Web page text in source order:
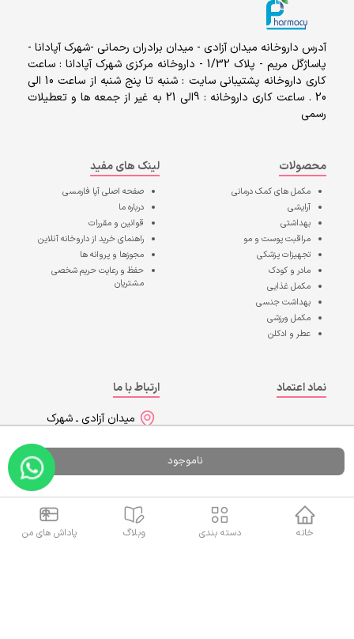
ناموجود
آدرس داروخانه میدان آزادی - میدان برادران رحمانی -شهرک آپادانا -
پاساژگل مریم - پلاک 1/32 - داروخانه مرکزی شهرک آپادانا : ساعت
کاری داروخانه پشتیبانی سایت : شنبه تا پنج شنبه از ساعت 10 الی
20 . ساعت کاری داروخانه : 9الی 21 به غیر از جمعه ها و تعطیلات
رسمی
محصولات
مکمل های کمک درمانی
آرایشی
بهداشتی
مراقبت پوست و مو
تجهیزات پزشکی
مادر و کودک
مکمل غذایی
بهداشت جنسی
مکمل ورزشی
عطر و ادکلن
لینک های مفید
صفحه اصلیآپا فارمسی
درباره ما
قوانین و مقررات
راهنمای خرید از داروخانه آنلاین
مجوزها و پروانه ها
حفظ و رعایت حریم شخصی
مشتریان
نماد اعتماد
ارتباط با ما
میدان آزادی ـ شهرک
02144656656
خانه دسته بندی وبلاگ پاداش های من